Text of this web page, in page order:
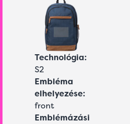
Technológia:
S2
Embléma
elhelyezése:
front
Emblémázási